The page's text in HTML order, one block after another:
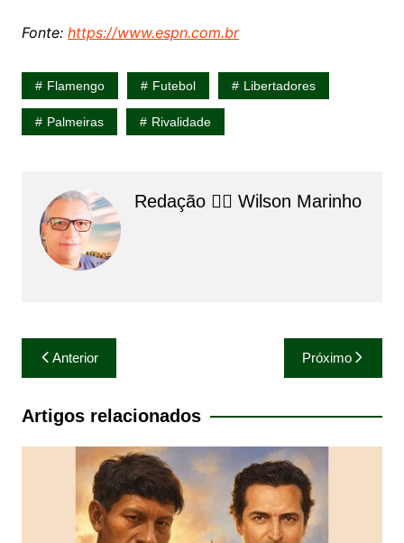
Fonte: https://www.espn.com.br
Flamengo Futebol Libertadores
Palmeiras Rivalidade
Redação 👨‍⚖️​ Wilson Marinho
Navegação
de
Post
Anterior Próximo
Artigos relacionados